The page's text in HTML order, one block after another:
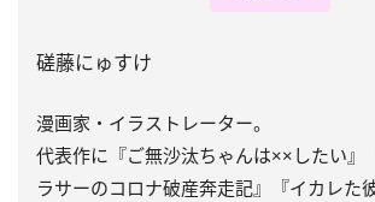
磋藤にゅすけ
漫画家・イラストレーター。
代表作に『ご無沙汰ちゃんは××したい』
ラサーのコロナ破産奔走記』『イカレた